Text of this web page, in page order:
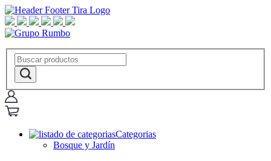
Categorias
Bosque y Jardín